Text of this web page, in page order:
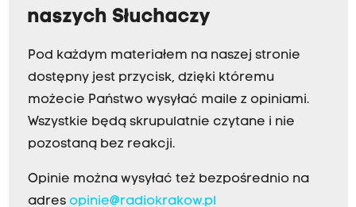
naszych Słuchaczy
Pod każdym materiałem na naszej stronie
dostępny jest przycisk, dzięki któremu
możecie Państwo wysyłać maile z opiniami.
Wszystkie będą skrupulatnie czytane i nie
pozostaną bez reakcji.
Opinie można wysyłać też bezpośrednio na
adres opinie@radiokrakow.pl